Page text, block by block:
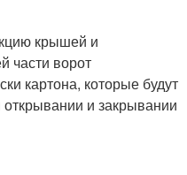
крышей и
части ворот
картона, которые будут
и закрывании